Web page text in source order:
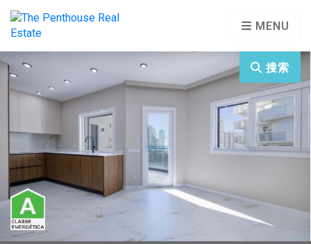
MENU
搜索